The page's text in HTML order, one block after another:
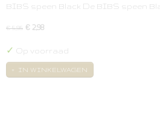
BIBS speen Black De BIBS speen
€ 5,95 € 2,98
✓ Op voorraad
IN WINKELWAGEN